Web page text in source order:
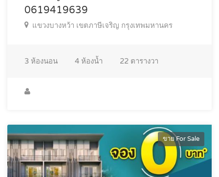
0619419639
แขวงบางหว้า เขตภาษีเจริญ กรุงเทพมหานคร
3 ห้องนอน 4 ห้องน้ำ 22 ตารางวา
ขาย For Sale